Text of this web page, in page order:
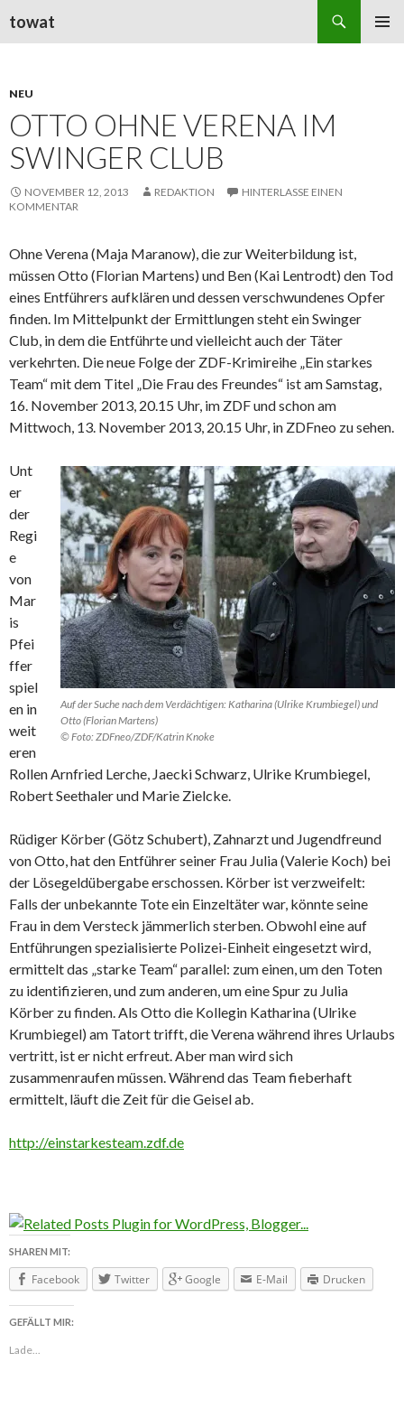
towat
NEU
OTTO OHNE VERENA IM
SWINGER CLUB
NOVEMBER 12, 2013 REDAKTION
HINTERLASSE EINEN
KOMMENTAR
Ohne Verena (Maja Maranow), die zur Weiterbildung ist,
müssen Otto (Florian Martens) und Ben (Kai Lentrodt) den Tod
eines Entführers aufklären und dessen verschwundenes Opfer
finden. Im Mittelpunkt der Ermittlungen steht ein Swinger
Club, in dem die Entführte und vielleicht auch der Täter
verkehrten. Die neue Folge der ZDF-Krimireihe „Ein starkes
Team“ mit dem Titel „Die Frau des Freundes“ ist am Samstag,
16. November 2013, 20.15 Uhr, im ZDF und schon am
Mittwoch, 13. November 2013, 20.15 Uhr, in ZDFneo zu sehen.
Auf der Suche nach dem Verdächtigen: Katharina (Ulrike Krumbiegel) und
Otto (Florian Martens)
© Foto: ZDFneo/ZDF/Katrin Knoke
Unt
er
der
Regi
e
von
Mar
is
Pfei
ffer
spiel
en in
weit
eren
Rollen Arnfried Lerche, Jaecki Schwarz, Ulrike Krumbiegel,
Robert Seethaler und Marie Zielcke.
Rüdiger Körber (Götz Schubert), Zahnarzt und Jugendfreund
von Otto, hat den Entführer seiner Frau Julia (Valerie Koch) bei
der Lösegeldübergabe erschossen. Körber ist verzweifelt:
Falls der unbekannte Tote ein Einzeltäter war, könnte seine
Frau in dem Versteck jämmerlich sterben. Obwohl eine auf
Entführungen spezialisierte Polizei-Einheit eingesetzt wird,
ermittelt das „starke Team“ parallel: zum einen, um den Toten
zu identifizieren, und zum anderen, um eine Spur zu Julia
Körber zu finden. Als Otto die Kollegin Katharina (Ulrike
Krumbiegel) am Tatort trifft, die Verena während ihres Urlaubs
vertritt, ist er nicht erfreut. Aber man wird sich
zusammenraufen müssen. Während das Team fieberhaft
ermittelt, läuft die Zeit für die Geisel ab.
http://einstarkesteam.zdf.de
SHAREN MIT:
Facebook Twitter Google E-Mail Drucken
GEFÄLLT MIR:
Lade...